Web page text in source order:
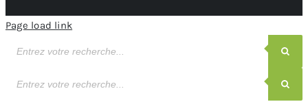
Page load link
de
de